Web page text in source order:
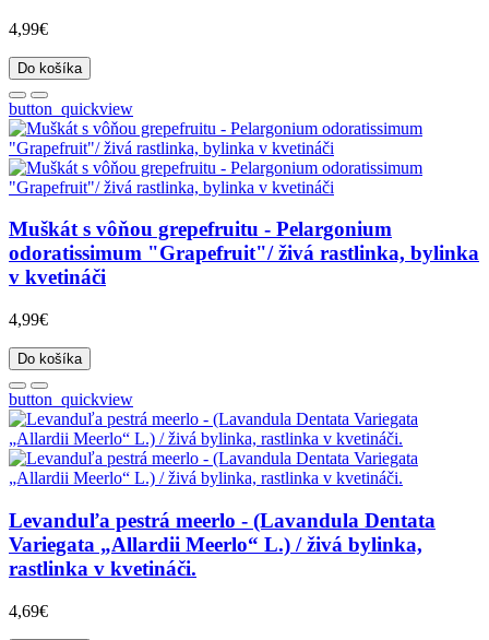
4,99€
Do košíka
button_quickview
Muškát s vôňou grepefruitu - Pelargonium
odoratissimum "Grapefruit"/ živá rastlinka, bylinka
v kvetináči
4,99€
Do košíka
button_quickview
Levanduľa pestrá meerlo - (Lavandula Dentata
Variegata „Allardii Meerlo“ L.) / živá bylinka,
rastlinka v kvetináči.
4,69€